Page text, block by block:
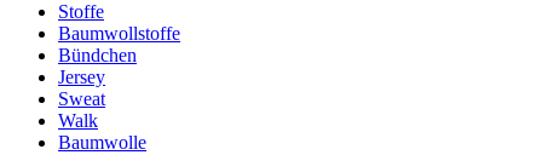
Stoffe
Baumwollstoffe
Bündchen
Jersey
Sweat
Walk
Baumwolle